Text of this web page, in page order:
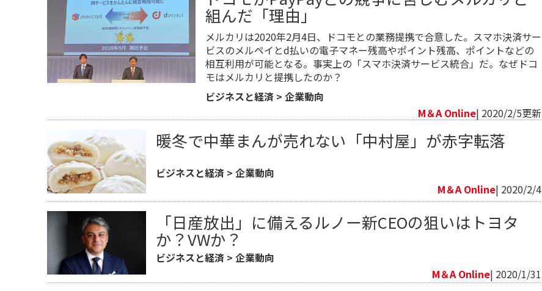
組んだ「理由」
メルカリは2020年2月4日、ドコモとの業務提携で合意した。スマホ決済サー
ビスのメルペイとd払いの電子マネー残高やポイント残高、ポイントなどの
相互利用が可能となる。事実上の「スマホ決済サービス統合」だ。なぜドコ
モはメルカリと提携したのか？
ビジネスと経済> 企業動向
M＆A Online| 2020/2/5更新
暖冬で中華まんが売れない「中村屋」が赤字転落
ビジネスと経済 >企業動向
M＆A Online| 2020/2/4
「日産放出」に備えるルノー新CEOの狙いはトヨタ
か？VWか？
ビジネスと経済 >企業動向
M＆A Online| 2020/1/31